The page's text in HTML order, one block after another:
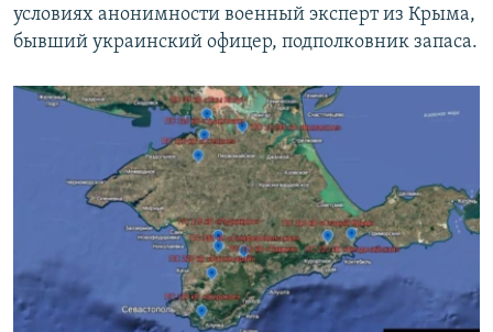
условиях анонимности военный эксперт из Крыма,
бывший украинский офицер, подполковник запаса.